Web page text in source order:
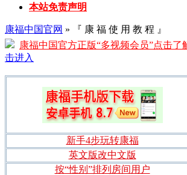
本站免责声明
康福中国官网 » 『 康 福 使 用 教 程 』
康福中国官方正版“多视频会员”点击了
击进入
新手4步玩转康福
英文版改中文版
按“性别”排列房间用户